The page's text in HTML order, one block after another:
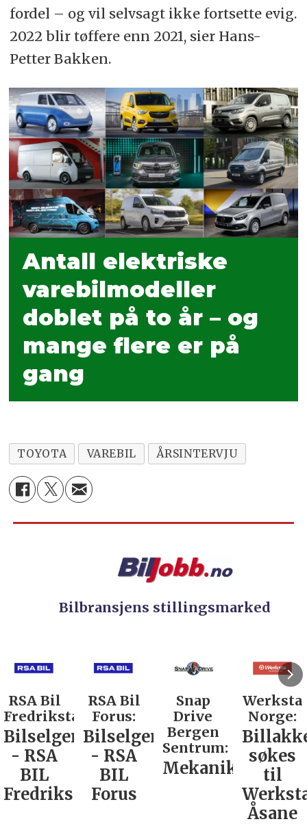
fordel – og vil selvsagt ikke fortsette evig.
2022 blir tøffere enn 2021, sier Hans-
Petter Bakken.
Antall elektriske
varebilmodeller
doblet på to år – og
mange flere er på
gang
TOYOTA VAREBIL ÅRSINTERVJU
Bilbransjens stillingsmarked
RSA Bil
Fredrikstad:
Bilselger
- RSA
BIL
Fredrikstad
RSA Bil
Forus:
Bilselger
- RSA
BIL
Forus
Snap
Drive
Bergen
Sentrum:
Mekaniker
Werksta
Norge:
søkes
til
Åsane